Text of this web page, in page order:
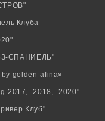
Клуба
СПАНИЕЛЬ"
by golden-afina»
2017, -2018, -2020"
Клуб"